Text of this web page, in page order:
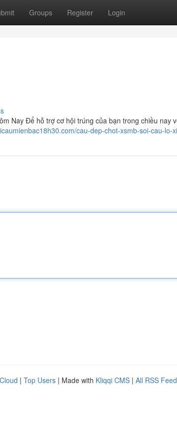
Groups Register Login
Nay Để hỗ trợ cơ hội trúng của bạn trong chiều nay
cau-dep-chot-xsmb-soi-cau-lo-
| Top Users | Made with Kliqqi CMS | All RSS